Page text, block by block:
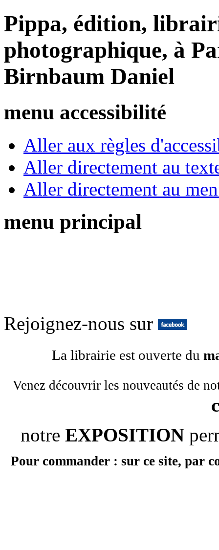
Pippa, édition,
photographique, à
Birnbaum Daniel
menu accessibilité
Aller aux règles
Aller directement au
Aller directement au
menu principal
Rejoignez-nous sur
La librairie est ouverte du
Venez découvrir les nouveautés de
notre EXPOSITION
Pour commander : sur ce site, par